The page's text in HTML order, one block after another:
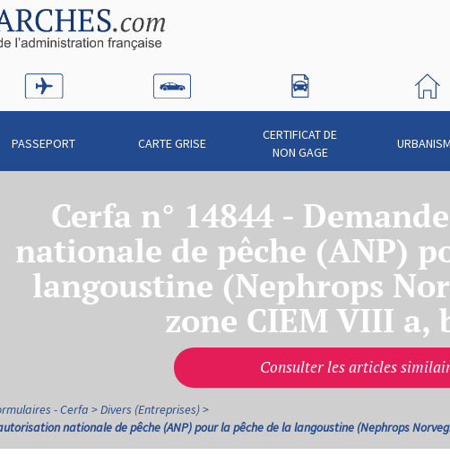
PASSEPORT CARTE GRISE
CERTIFICAT DE
NON GAGE
Cerfa n° 14844 -
nationale de pêche (ANP)
langoustine (Nephrops
zone CIEM VIII a,
Consulter les articles
- Cerfa
Divers (Entreprises)
nationale de pêche (ANP) pour la pêche de la langoustine (Nephrops